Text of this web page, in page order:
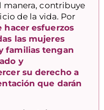
manera, contribuye
de la vida. Por
hacer esfuerzos
las mujeres
familias tengan
y
su derecho a
que darán